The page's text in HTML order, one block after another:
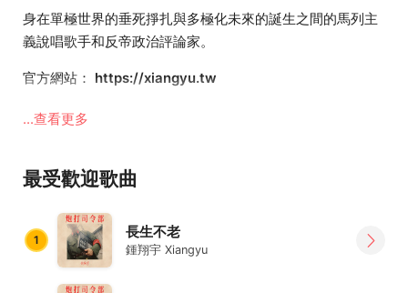
身在單極世界的垂死掙扎與多極化未來的誕生之間的馬列主
義說唱歌手和反帝政治評論家。
官方網站： https://xiangyu.tw
若有任何諮詢請洽
...查看更多
最受歡迎歌曲
1 長生不老
鍾翔宇 Xiangyu